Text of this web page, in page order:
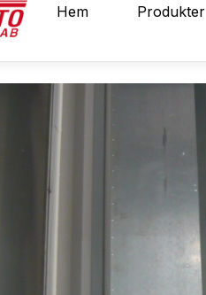
Hem Produkter